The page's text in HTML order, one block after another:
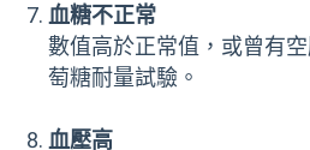
血糖不正常
數值高於正常值，或曾有
萄糖耐量試驗。
血壓高